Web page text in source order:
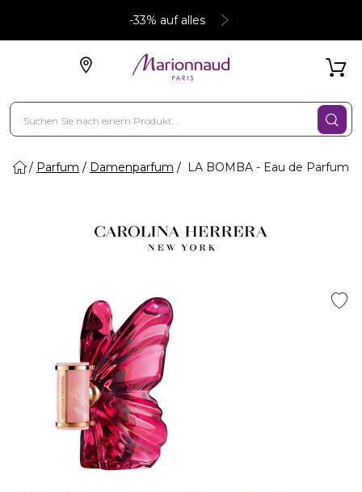
-33% auf alles
Parfum Damenparfum LA BOMBA - Eau de Parfum